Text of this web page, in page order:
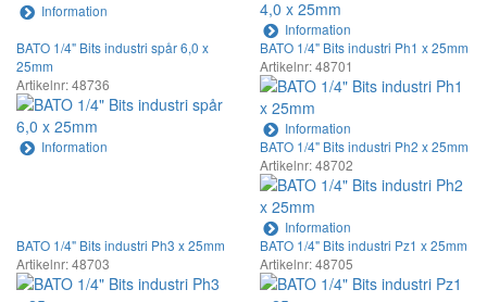
Information
Information
BATO 1/4" Bits industri spår 6,0 x
25mm
Artikelnr: 48736
Information
BATO 1/4" Bits industri Ph1 x 25mm
Artikelnr: 48701
Information
BATO 1/4" Bits industri Ph2 x 25mm
Artikelnr: 48702
Information
BATO 1/4" Bits industri Ph3 x 25mm
Artikelnr: 48703
BATO 1/4" Bits industri Pz1 x 25mm
Artikelnr: 48705